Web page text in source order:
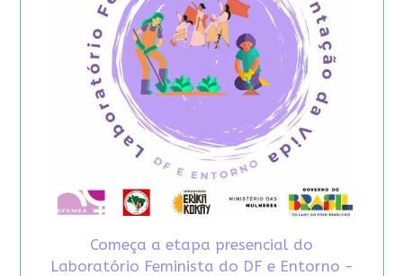
Começa a etapa presencial do
Laboratório Feminista do DF e Entorno -